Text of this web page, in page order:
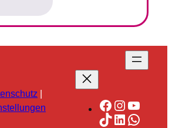
|
Facebook
TikTok
LinkedIn